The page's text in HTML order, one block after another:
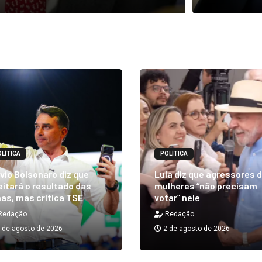
Bolsonaro diz que
o resultado das
mas critica TSE
de agosto de 2026
POLÍTICA
Lula diz que agressores
mulheres “não precisam
votar” nele
Redação
2 de agosto de 2026